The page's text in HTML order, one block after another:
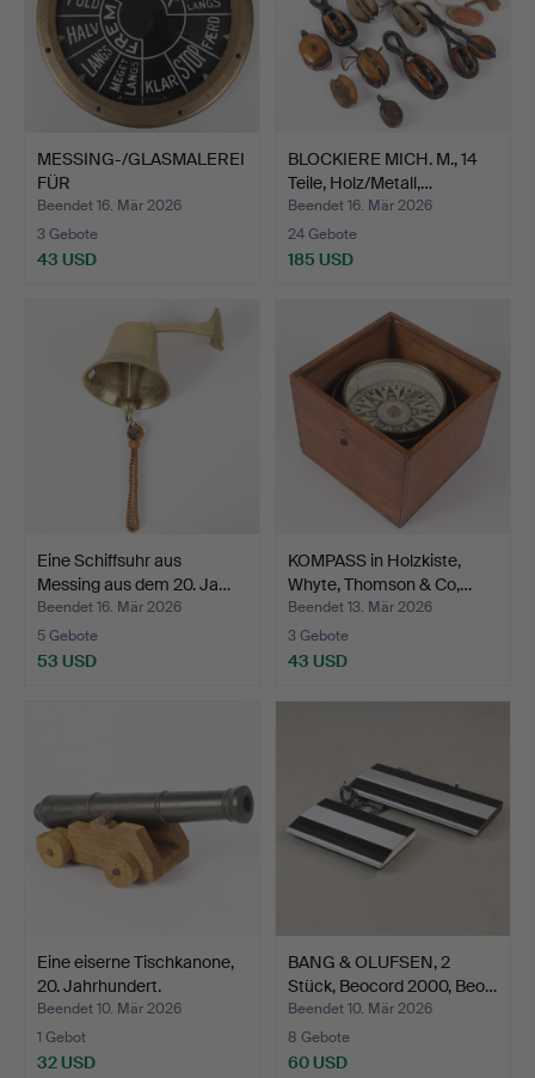
MESSING-/GLASMALEREI
FÜR
MASCHINENTELEGRAP…
Beendet 16. Mär 2026
3 Gebote
43 USD
BLOCKIERE MICH. M., 14
Teile, Holz/Metall,…
Beendet 16. Mär 2026
24 Gebote
185 USD
Eine Schiffsuhr aus
Messing aus dem 20. Ja…
Beendet 16. Mär 2026
5 Gebote
53 USD
KOMPASS in Holzkiste,
Whyte, Thomson & Co,…
Beendet 13. Mär 2026
3 Gebote
43 USD
Eine eiserne Tischkanone,
20. Jahrhundert.
Beendet 10. Mär 2026
1 Gebot
32 USD
BANG & OLUFSEN, 2
Stück, Beocord 2000, Beo…
Beendet 10. Mär 2026
8 Gebote
60 USD